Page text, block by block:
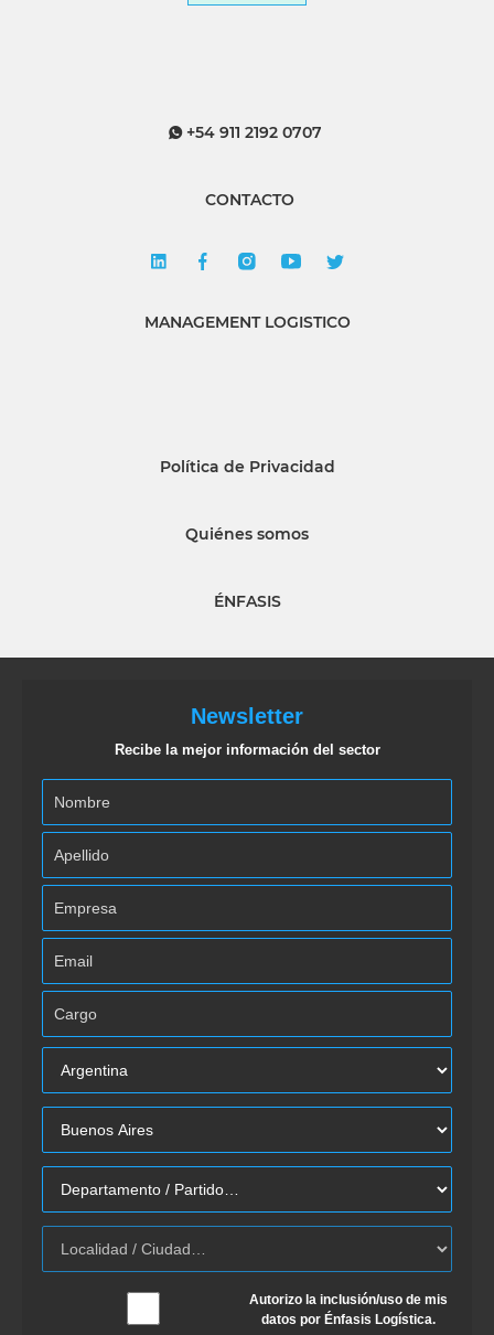
+54 911 2192 0707
CONTACTO
MANAGEMENT LOGISTICO
Política de Privacidad
Quiénes somos
ÉNFASIS
Newsletter
Recibe la mejor información del sector
Autorizo la inclusión/uso de mis
datos por Énfasis Logística.